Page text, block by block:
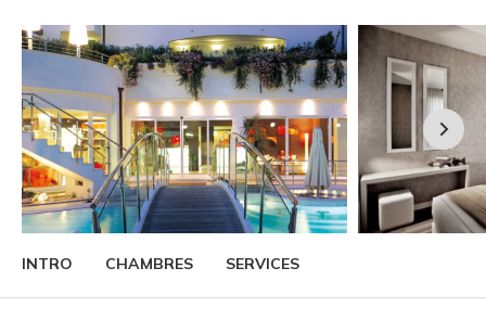
INTRO CHAMBRES SERVICES